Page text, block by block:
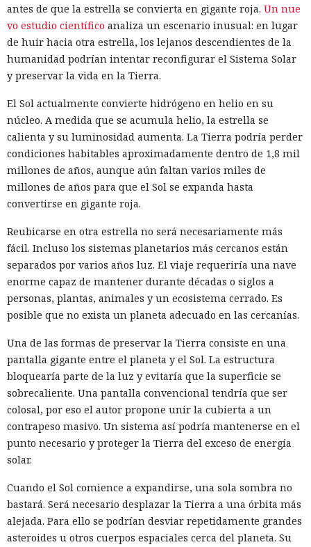
antes de que la estrella se convierta en gigante roja. Un nue
vo estudio científico analiza un escenario inusual: en lugar
de huir hacia otra estrella, los lejanos descendientes de la
humanidad podrían intentar reconfigurar el Sistema Solar
y preservar la vida en la Tierra.
El Sol actualmente convierte hidrógeno en helio en su
núcleo. A medida que se acumula helio, la estrella se
calienta y su luminosidad aumenta. La Tierra podría perder
condiciones habitables aproximadamente dentro de 1,8 mil
millones de años, aunque aún faltan varios miles de
millones de años para que el Sol se expanda hasta
convertirse en gigante roja.
Reubicarse en otra estrella no será necesariamente más
fácil. Incluso los sistemas planetarios más cercanos están
separados por varios años luz. El viaje requeriría una nave
enorme capaz de mantener durante décadas o siglos a
personas, plantas, animales y un ecosistema cerrado. Es
posible que no exista un planeta adecuado en las cercanías.
Una de las formas de preservar la Tierra consiste en una
pantalla gigante entre el planeta y el Sol. La estructura
bloquearía parte de la luz y evitaría que la superficie se
sobrecaliente. Una pantalla convencional tendría que ser
colosal, por eso el autor propone unir la cubierta a un
contrapeso masivo. Un sistema así podría mantenerse en el
punto necesario y proteger la Tierra del exceso de energía
solar.
Cuando el Sol comience a expandirse, una sola sombra no
bastará. Será necesario desplazar la Tierra a una órbita más
alejada. Para ello se podrían desviar repetidamente grandes
asteroides u otros cuerpos espaciales cerca del planeta. Su